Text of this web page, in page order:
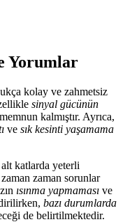
Yorumlar
kolay ve zahmetsiz
sinyal gücünün
kalmıştır. Ayrıca,
ve sık kesinti yaşamama
alt katlarda yeterli
zaman zaman sorunlar
ısınma yapmaması ve
bazı durumlarda
de belirtilmektedir.